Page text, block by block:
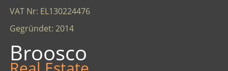
VAT Nr: EL130224476
Gegründet: 2014
Broosco